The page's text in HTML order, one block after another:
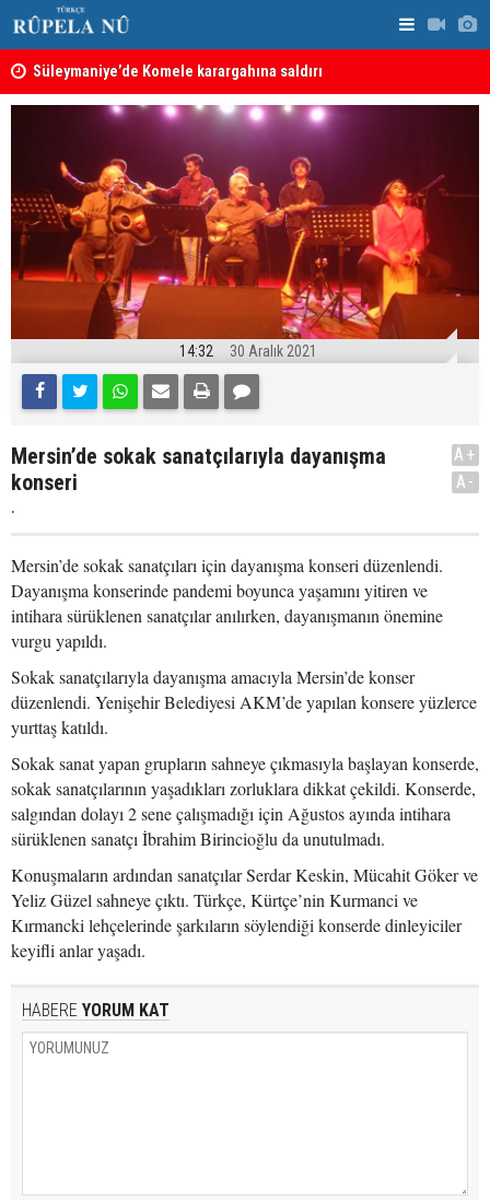
Süleymaniye’de Komele karargahına saldırı
sonuçlar
14:32 30 Aralık 2021
Mersin’de sokak sanatçılarıyla dayanışma
konseri
.
A+
A-
Mersin’de sokak sanatçıları için dayanışma konseri düzenlendi.
Dayanışma konserinde pandemi boyunca yaşamını yitiren ve
intihara sürüklenen sanatçılar anılırken, dayanışmanın önemine
vurgu yapıldı.
Sokak sanatçılarıyla dayanışma amacıyla Mersin’de konser
düzenlendi. Yenişehir Belediyesi AKM’de yapılan konsere yüzlerce
yurttaş katıldı.
Sokak sanat yapan grupların sahneye çıkmasıyla başlayan konserde,
sokak sanatçılarının yaşadıkları zorluklara dikkat çekildi. Konserde,
salgından dolayı 2 sene çalışmadığı için Ağustos ayında intihara
sürüklenen sanatçı İbrahim Birincioğlu da unutulmadı.
Konuşmaların ardından sanatçılar Serdar Keskin, Mücahit Göker ve
Yeliz Güzel sahneye çıktı. Türkçe, Kürtçe’nin Kurmanci ve
Kırmancki lehçelerinde şarkıların söylendiği konserde dinleyiciler
keyifli anlar yaşadı.
HABERE YORUM KAT